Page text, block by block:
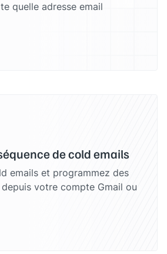
quelle adresse email
de cold emails
emails et programmez des
votre compte Gmail ou